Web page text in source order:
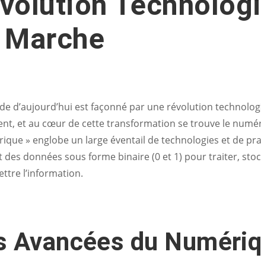
d’aujourd’hui est façonné par une révolution
et au cœur de cette transformation se trouve le
» englobe un large éventail de technologies et de
des données sous forme binaire (0 et 1) pour traiter,
l’information.
Avancées du